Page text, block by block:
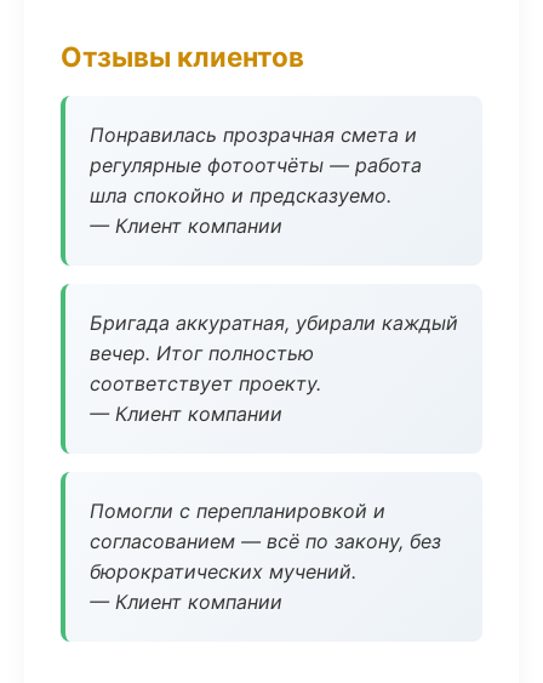
Отзывы клиентов
Понравилась прозрачная смета и
регулярные фотоотчёты — работа
шла спокойно и предсказуемо.
— Клиент компании
Бригада аккуратная, убирали каждый
вечер. Итог полностью
соответствует проекту.
— Клиент компании
Помогли с перепланировкой и
согласованием — всё по закону, без
бюрократических мучений.
— Клиент компании